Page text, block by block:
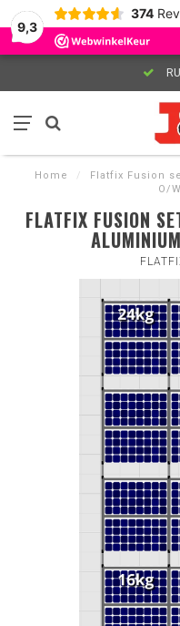
9,3
374
Home /
Flatfix Fusion
O/
FLATFIX FUSION